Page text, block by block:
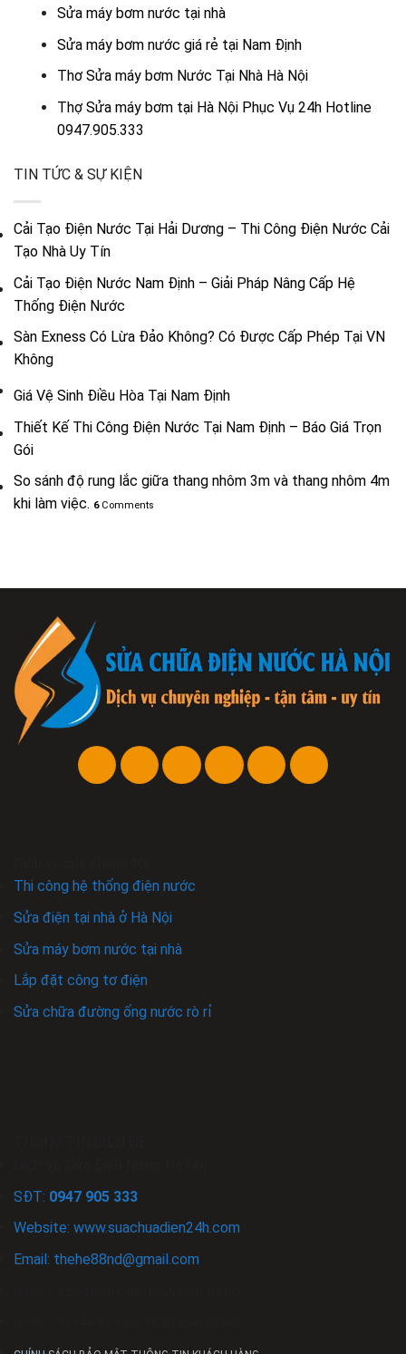
Sửa máy bơm nước tại nhà
Sửa máy bơm nước giá rẻ tại Nam Định
Thơ Sửa máy bơm Nước Tại Nhà Hà Nội
Thợ Sửa máy bơm tại Hà Nội Phục Vụ 24h Hotline
0947.905.333
TIN TỨC & SỰ KIỆN
Cải Tạo Điện Nước Tại Hải Dương – Thi Công Điện Nước Cải
Tạo Nhà Uy Tín
Cải Tạo Điện Nước Nam Định – Giải Pháp Nâng Cấp Hệ
Thống Điện Nước
Sàn Exness Có Lừa Đảo Không? Có Được Cấp Phép Tại VN
Không
Giá Vệ Sinh Điều Hòa Tại Nam Định
Thiết Kế Thi Công Điện Nước Tại Nam Định – Báo Giá Trọn
Gói
So sánh độ rung lắc giữa thang nhôm 3m và thang nhôm 4m
khi làm việc. 6Comments
Thi công hệ thống điện nước
Sửa điện tại nhà ở Hà Nội
Sửa máy bơm nước tại nhà
Lắp đặt công tơ điện
Sửa chữa đường ống nước rò rỉ
SĐT: 0947 905 333
Website: www.suachuadien24h.com
Email: thehe88nd@gmail.com